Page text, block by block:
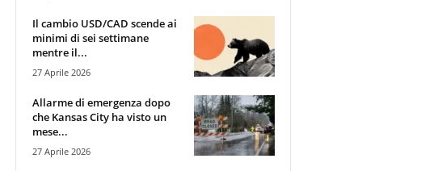
Il cambio USD/CAD scende ai
minimi di sei settimane
mentre il...
27 Aprile 2026
Allarme di emergenza dopo
che Kansas City ha visto un
mese...
27 Aprile 2026